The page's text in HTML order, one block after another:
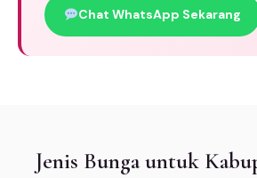
Chat WhatsApp Sekarang
Jenis Bunga untuk